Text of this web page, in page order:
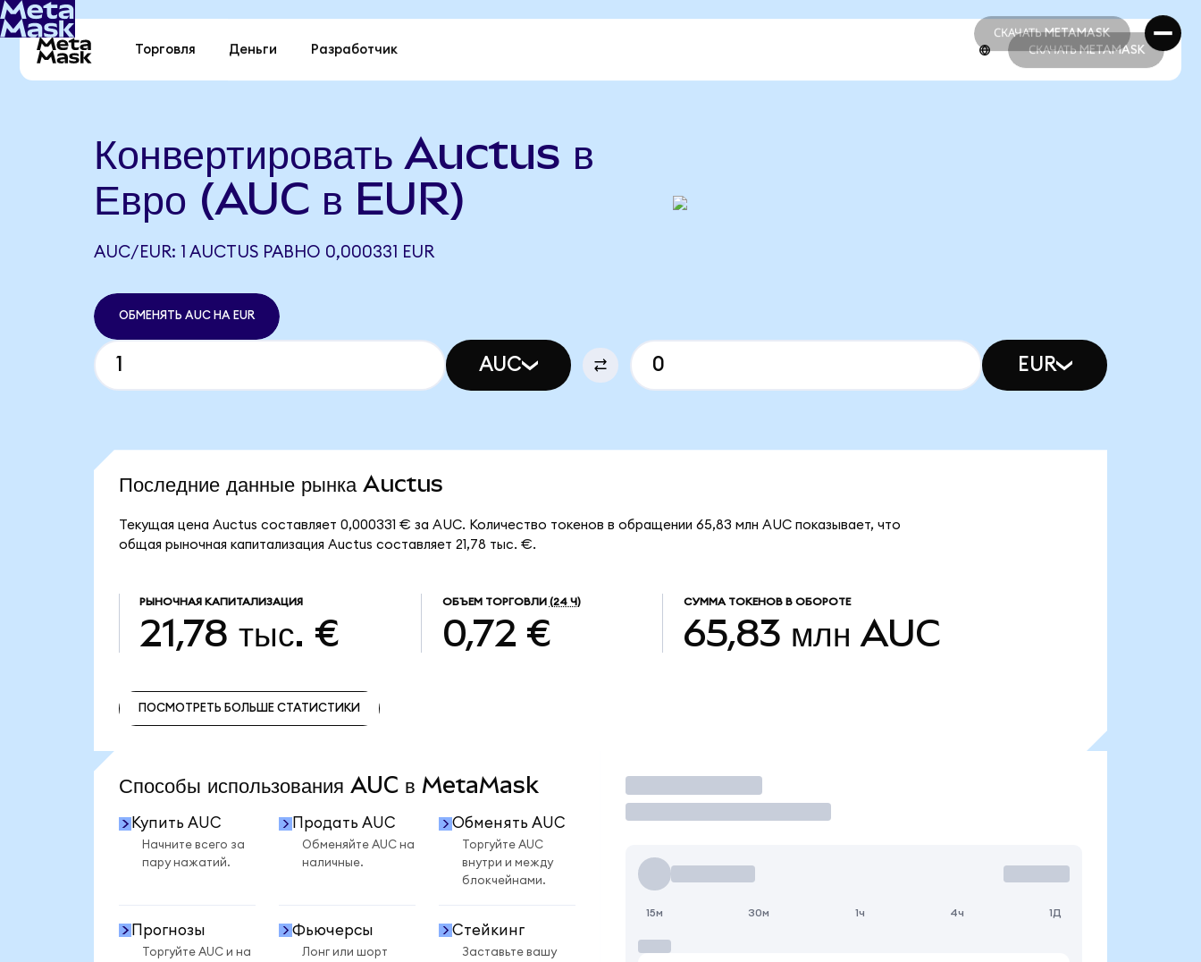
СКАЧАТЬ METAMASK
СКАЧАТЬ METAMASK
Торговля Деньги Разработчик СКАЧАТЬ METAMASK
Конвертировать Auctus в
Евро (AUC в EUR)
AUC/EUR: 1 AUCTUS РАВНО 0,000331 EUR
ОБМЕНЯТЬ AUC НА EUR
AUC EUR
Последние данные рынка Auctus
Текущая цена Auctus составляет 0,000331 € за AUC. Количество токенов в обращении 65,83 млн AUC показывает, что
общая рыночная капитализация Auctus составляет 21,78 тыс. €.
РЫНОЧНАЯ КАПИТАЛИЗАЦИЯ
21,78 тыс. €
ОБЪЕМ ТОРГОВЛИ (24 Ч)
0,72 €
СУММА ТОКЕНОВ В ОБОРОТЕ
65,83 млн AUC
ПОСМОТРЕТЬ БОЛЬШЕ СТАТИСТИКИ
Способы использования AUC в MetaMask
Купить AUC
Начните всего за
пару нажатий.
Продать AUC
Обменяйте AUC на
наличные.
Обменять AUC
Торгуйте AUC
внутри и между
блокчейнами.
Прогнозы
Торгуйте AUC и на
Фьючерсы
Лонг или шорт
Стейкинг
Заставьте вашу
Торговать
15м 30м 1ч 4ч 1Д